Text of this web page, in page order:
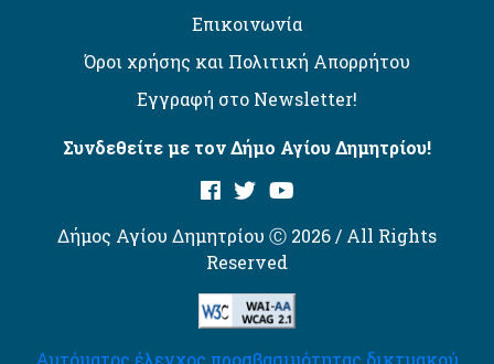
Επικοινωνία
Όροι χρήσης και Πολιτική Απορρήτου
Εγγραφή στο Newsletter!
Συνδεθείτε με τον Δήμο Αγίου Δημητρίου!
Δήμος Αγίου Δημητρίου Ⓒ 2026 / All Rights
Reserved
Αυτόματος έλεγχος προσβασιμότητας δικτυακού